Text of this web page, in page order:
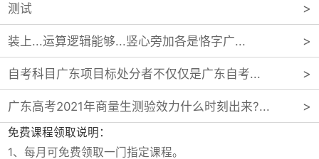
测试
装上...运算逻辑能够...竖心旁加各是恪字广...
自考科目广东项目标处分者不仅仅是广东自考...
广东高考2021年商量生测验效力什么时刻出来?...
免费课程领取说明：
1、每月可免费领取一门指定课程。